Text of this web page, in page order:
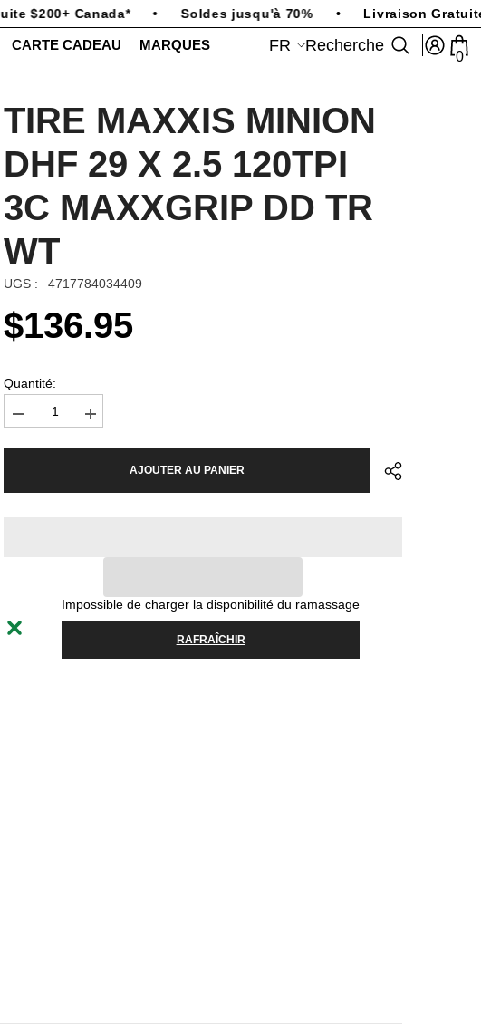
$200+ Canada* Soldes jusqu'à 70% Livraison Gratuite
CARTE CADEAU MARQUES FR
EN
Recherche
00
TIRE MAXXIS MINION
DHF 29 X 2.5 120TPI
3C MAXXGRIP DD TR
WT
UGS : 4717784034409
$136.95
Quantité:
Diminuer
quantité
MaxxGrip
TR
WT
Augmenter
quantité
2.5
MaxxGrip
DD
TR
AJOUTER AU PANIER
Impossible de charger la disponibilité du ramassage
RAFRAÎCHIR